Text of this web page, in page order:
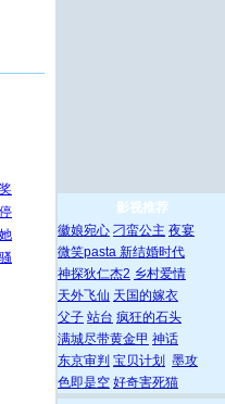
影视推荐
徽娘宛心 刁蛮公主 夜宴
微笑pasta 新结婚时代
神探狄仁杰2 乡村爱情
天外飞仙 天国的嫁衣
父子 站台 疯狂的石头
满城尽带黄金甲 神话
东京审判 宝贝计划
墨攻
色即是空 好奇害死猫